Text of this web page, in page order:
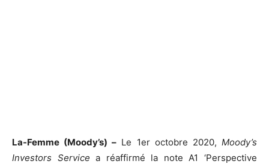
La-Femme (Moody’s) – Le 1er octobre 2020,Moody’s
Investors Service a réaffirmé la note A1 ‘Perspective